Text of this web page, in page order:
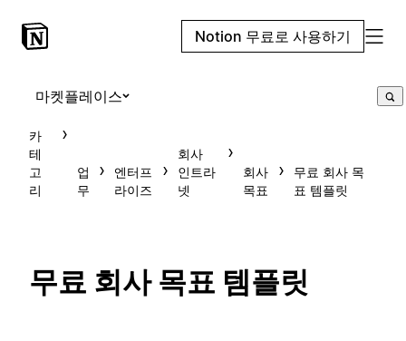
Notion 무료로 사용하기
마켓플레이스
카
테
고
리
업
무
엔터프
라이즈
회사
인트라
넷
회사
목표
무료 회사 목
표 템플릿
무료 회사 목표 템플릿